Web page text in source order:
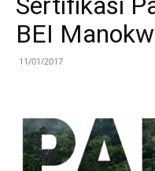
BEI
11/01/2017